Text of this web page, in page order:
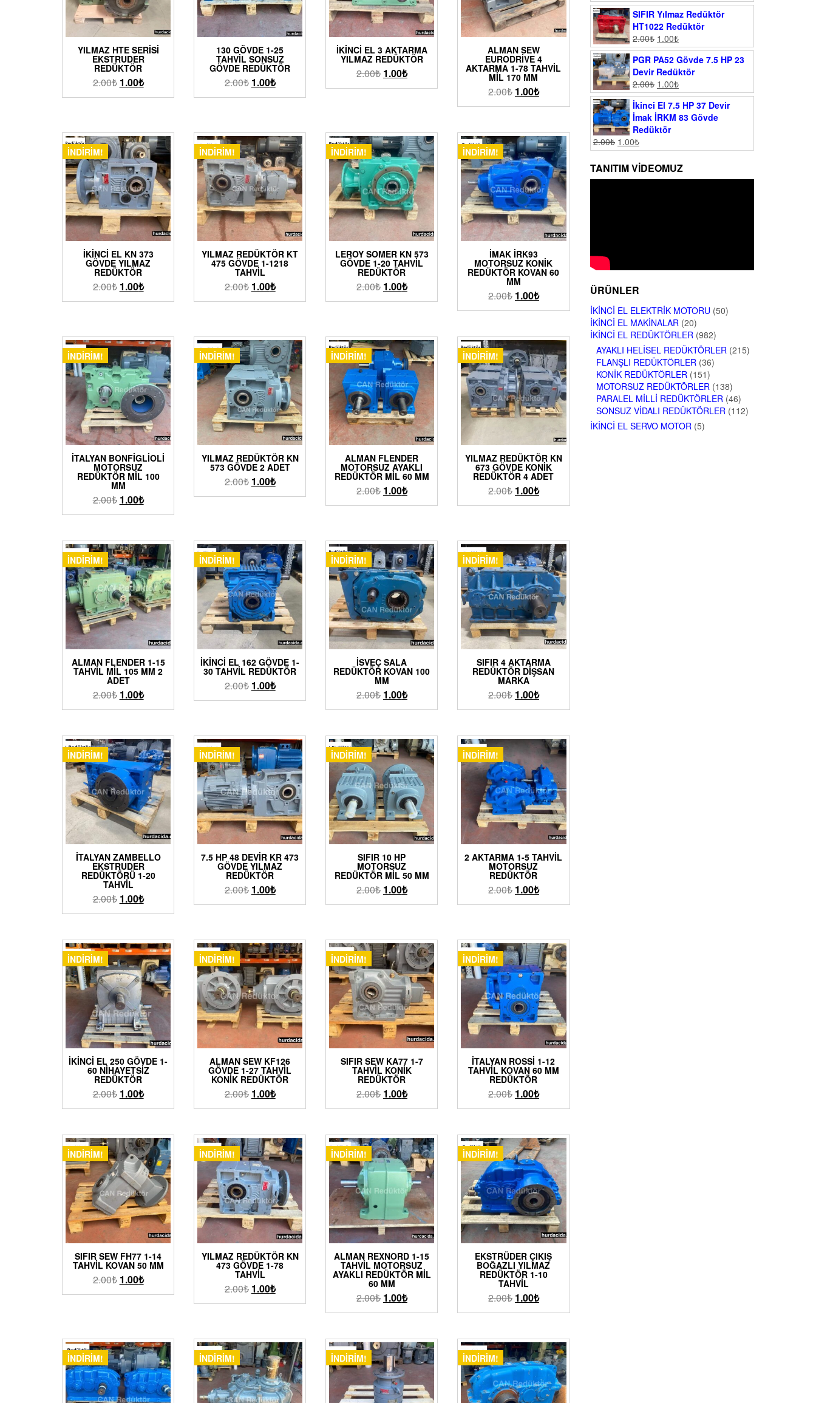
YILMAZ HTE SERISI
EKSTRUDER
REDÜKTÖR
2.00₺ 1.00₺
130 GÖVDE 1-25
TAHVIL SONSUZ
GÖVDE REDÜKTÖR
2.00₺ 1.00₺
İKINCI EL 3 AKTARMA
YILMAZ REDÜKTÖR
2.00₺ 1.00₺
ALMAN SEW
EURODRIVE 4
AKTARMA 1-78 TAHVIL
MIL 170 MM
2.00₺ 1.00₺
İNDIRIM!
İKINCI EL KN 373
GÖVDE YILMAZ
REDÜKTÖR
2.00₺ 1.00₺
İNDIRIM!
YILMAZ REDÜKTÖR KT
475 GÖVDE 1-1218
TAHVIL
2.00₺ 1.00₺
İNDIRIM!
LEROY SOMER KN 573
GÖVDE 1-20 TAHVIL
REDÜKTÖR
2.00₺ 1.00₺
İNDIRIM!
İMAK İRK93
MOTORSUZ KONIK
REDÜKTÖR KOVAN 60
MM
2.00₺ 1.00₺
İNDIRIM!
İTALYAN BONFIGLIOLI
MOTORSUZ
REDÜKTÖR MIL 100
MM
2.00₺ 1.00₺
İNDIRIM!
YILMAZ REDÜKTÖR KN
573 GÖVDE 2 ADET
2.00₺ 1.00₺
İNDIRIM!
ALMAN FLENDER
MOTORSUZ AYAKLI
REDÜKTÖR MIL 60 MM
2.00₺ 1.00₺
İNDIRIM!
YILMAZ REDÜKTÖR KN
673 GÖVDE KONIK
REDÜKTÖR 4 ADET
2.00₺ 1.00₺
İNDIRIM!
ALMAN FLENDER 1-15
TAHVIL MIL 105 MM 2
ADET
2.00₺ 1.00₺
İNDIRIM!
İKINCI EL 162 GÖVDE 1-
30 TAHVIL REDÜKTÖR
2.00₺ 1.00₺
İNDIRIM!
İSVEÇ SALA
REDÜKTÖR KOVAN 100
MM
2.00₺ 1.00₺
İNDIRIM!
SIFIR 4 AKTARMA
REDÜKTÖR DIŞSAN
MARKA
2.00₺ 1.00₺
İNDIRIM!
İTALYAN ZAMBELLO
EKSTRUDER
REDÜKTÖRÜ 1-20
TAHVIL
2.00₺ 1.00₺
İNDIRIM!
7.5 HP 48 DEVIR KR 473
GÖVDE YILMAZ
REDÜKTÖR
2.00₺ 1.00₺
İNDIRIM!
SIFIR 10 HP
MOTORSUZ
REDÜKTÖR MIL 50 MM
2.00₺ 1.00₺
İNDIRIM!
2 AKTARMA 1-5 TAHVIL
MOTORSUZ
REDÜKTÖR
2.00₺ 1.00₺
İNDIRIM!
İKINCI EL 250 GÖVDE 1-
60 NIHAYETSIZ
REDÜKTÖR
2.00₺ 1.00₺
İNDIRIM!
ALMAN SEW KF126
GÖVDE 1-27 TAHVIL
KONIK REDÜKTÖR
2.00₺ 1.00₺
İNDIRIM!
SIFIR SEW KA77 1-7
TAHVIL KONIK
REDÜKTÖR
2.00₺ 1.00₺
İNDIRIM!
İTALYAN ROSSI 1-12
TAHVIL KOVAN 60 MM
REDÜKTÖR
2.00₺ 1.00₺
İNDIRIM!
SIFIR SEW FH77 1-14
TAHVIL KOVAN 50 MM
2.00₺ 1.00₺
İNDIRIM!
YILMAZ REDÜKTÖR KN
473 GÖVDE 1-78
TAHVIL
2.00₺ 1.00₺
İNDIRIM!
ALMAN REXNORD 1-15
TAHVIL MOTORSUZ
AYAKLI REDÜKTÖR MIL
60 MM
2.00₺ 1.00₺
İNDIRIM!
EKSTRÜDER ÇIKIŞ
BOĞAZLI YILMAZ
REDÜKTÖR 1-10
TAHVIL
2.00₺ 1.00₺
İNDIRIM! İNDIRIM! İNDIRIM! İNDIRIM!
SIFIR Yılmaz Redüktör
HT1022 Redüktör
2.00₺ 1.00₺
PGR PA52 Gövde 7.5 HP 23
Devir Redüktör
2.00₺ 1.00₺
İkinci El 7.5 HP 37 Devir
İmak İRKM 83 Gövde
Redüktör
2.00₺ 1.00₺
TANITIM VIDEOMUZ
ÜRÜNLER
İKINCI EL ELEKTRIK MOTORU (50)
İKINCI EL MAKINALAR (20)
İKINCI EL REDÜKTÖRLER (982)
AYAKLI HELISEL REDÜKTÖRLER (215)
FLANŞLI REDÜKTÖRLER (36)
KONIK REDÜKTÖRLER (151)
MOTORSUZ REDÜKTÖRLER (138)
PARALEL MILLI REDÜKTÖRLER (46)
SONSUZ VIDALI REDÜKTÖRLER (112)
İKINCI EL SERVO MOTOR (5)